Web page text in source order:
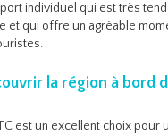
individuel qui est très
et qui offre un agréable
la région à bord
est un excellent choix pour